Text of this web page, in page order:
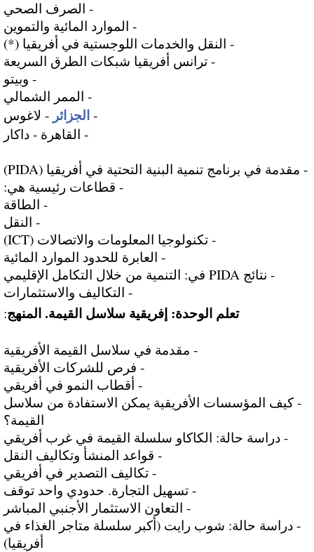
- الصرف الصحي
- الموارد المائية والتموين
- النقل والخدمات اللوجستية في أفريقيا (*)
- ترانس أفريقيا شبكات الطرق السريعة
- وبيتو
- الممر الشمالي
- الجزائر - لاغوس
- القاهرة - داكار
- مقدمة في برنامج تنمية البنية التحتية في أفريقيا (PIDA)
- قطاعات رئيسية هي:
- الطاقة
- النقل
- تكنولوجيا المعلومات والاتصالات (ICT)
- العابرة للحدود الموارد المائية
- نتائج PIDA في: التنمية من خلال التكامل الإقليمي
- التكاليف والاستثمارات
تعلم الوحدة: إفريقية سلاسل القيمة. المنهج:
- مقدمة في سلاسل القيمة الأفريقية
- فرص للشركات الأفريقية
- أقطاب النمو في أفريقي
- كيف المؤسسات الأفريقية يمكن الاستفادة من سلاسل
القيمة؟
- دراسة حالة: الكاكاو سلسلة القيمة في غرب أفريقي
- قواعد المنشأ وتكاليف النقل
- تكاليف التصدير في أفريقي
- تسهيل التجارة. حدودي واحد توقف
- التعاون الاستثمار الأجنبي المباشر
- دراسة حالة: شوب رايت (أكبر سلسلة متاجر الغذاء في
أفريقيا)